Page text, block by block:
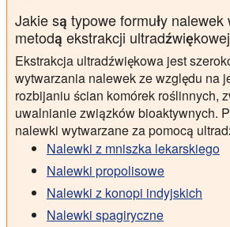
Jakie są typowe formuły nalewek
metodą ekstrakcji
Ekstrakcja ultradźwiękowa jest
wytwarzania nalewek ze względu na
rozbijaniu ścian komórek roślinnych,
uwalnianie związków bioaktywnych.
nalewki wytwarzane za pomocą
Nalewki z mniszka lekarskiego
Nalewki propolisowe
Nalewki z konopi indyjskich
Nalewki spagiryczne